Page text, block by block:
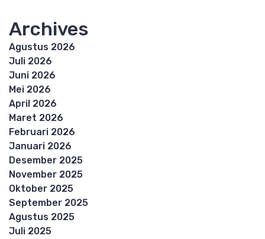
Archives
Agustus 2026
Juli 2026
Juni 2026
Mei 2026
April 2026
Maret 2026
Februari 2026
Januari 2026
Desember 2025
November 2025
Oktober 2025
September 2025
Agustus 2025
Juli 2025